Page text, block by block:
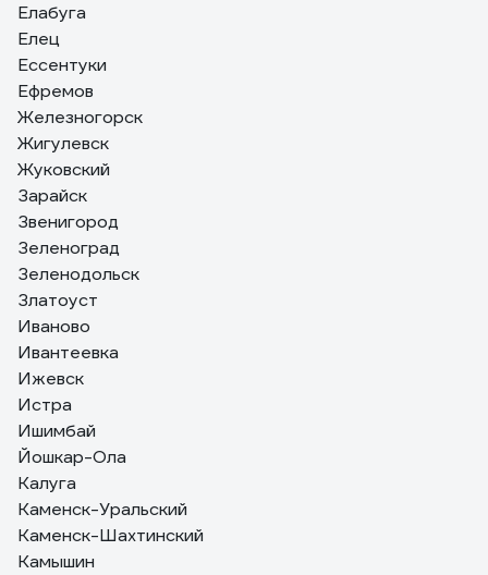
Елабуга
Елец
Ессентуки
Ефремов
Железногорск
Жигулевск
Жуковский
Зарайск
Звенигород
Зеленоград
Зеленодольск
Златоуст
Иваново
Ивантеевка
Ижевск
Истра
Ишимбай
Йошкар-Ола
Калуга
Каменск-Уральский
Каменск-Шахтинский
Камышин